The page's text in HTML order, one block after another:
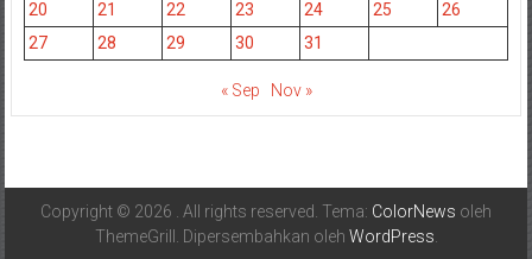
20
21 22 23 24 25
26
27
28 29 30 31
« Sep Nov »
Copyright © 2026 . All rights reserved. Tema: ColorNews oleh
ThemeGrill. Dipersembahkan oleh WordPress